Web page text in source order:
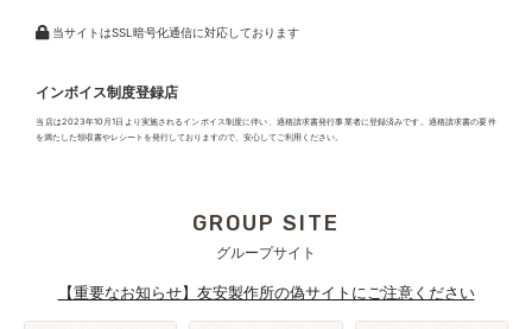
当サイトはSSL暗号化通信に対応しております
インボイス制度登録店
当店は2023年10月1日より実施されるインボイス制度に伴い、適格請求書発行事業者に登録済みです。適格請求書の要件
を満たした領収書やレシートを発行しておりますので、安心してご利用ください。
GROUP SITE
グループサイト
【重要なお知らせ】友安製作所の偽サイトにご注意ください